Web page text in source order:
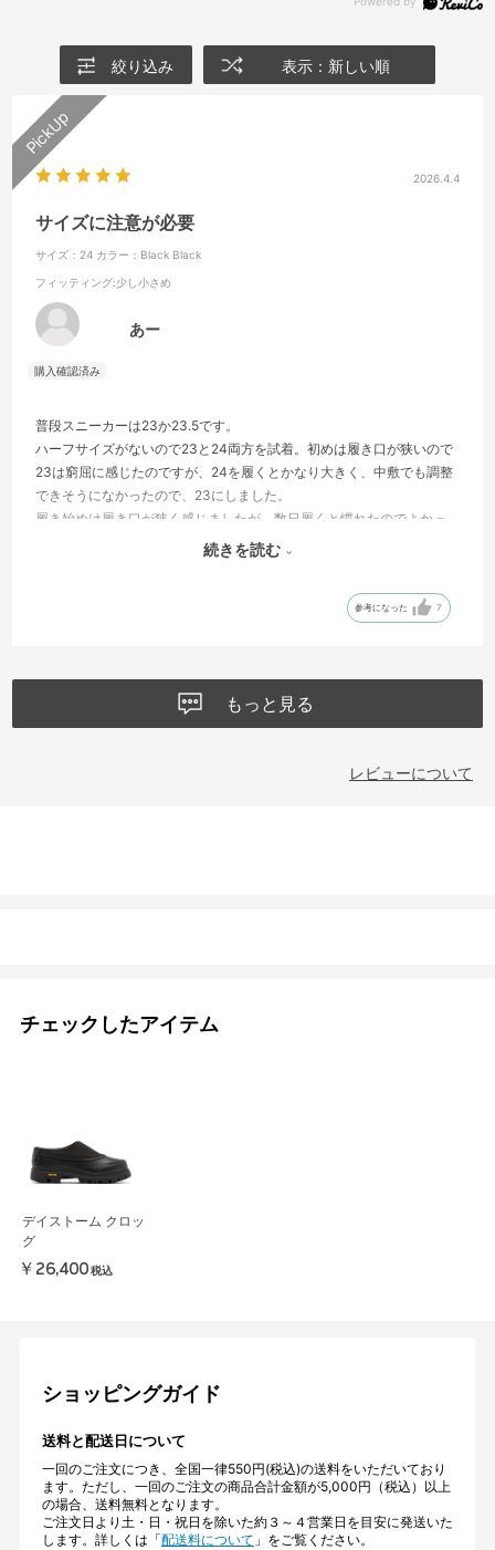
絞り込み 表示：新しい順
2026.4.4
サイズに注意が必要
サイズ：24 カラー：Black Black
フィッティング:少し小さめ
あー
普段スニーカーは23か23.5です。
ハーフサイズがないので23と24両方を試着。初めは履き口が狭いので
23は窮屈に感じたのですが、24を履くとかなり大きく、中敷でも調整
できそうになかったので、23にしました。
履き始めは履き口が狭く感じましたが、数日履くと慣れたのでよかっ
続きを読む
参考になった 7
もっと見る
レビューについて
チェックしたアイテム
デイストーム クロッ
グ
￥26,400 税込
ショッピングガイド
送料と配送日について
一回のご注文につき、全国一律550円(税込)の送料をいただいており
ます。ただし、一回のご注文の商品合計金額が5,000円（税込）以上
の場合、送料無料となります。
ご注文日より土・日・祝日を除いた約３～４営業日を目安に発送いた
します。詳しくは「配送料について 」をご覧ください。